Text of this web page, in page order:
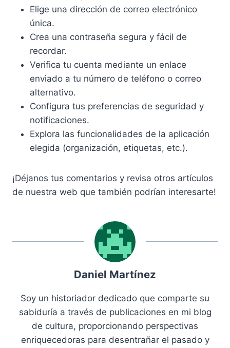
Elige una dirección de correo electrónico
única.
Crea una contraseña segura y fácil de
recordar.
Verifica tu cuenta mediante un enlace
enviado a tu número de teléfono o correo
alternativo.
Configura tus preferencias de seguridad y
notificaciones.
Explora las funcionalidades de la aplicación
elegida (organización, etiquetas, etc.).
¡Déjanos tus comentarios y revisa otros artículos
de nuestra web que también podrían interesarte!
Daniel Martínez
Soy un historiador dedicado que comparte su
sabiduría a través de publicaciones en mi blog
de cultura, proporcionando perspectivas
enriquecedoras para desentrañar el pasado y